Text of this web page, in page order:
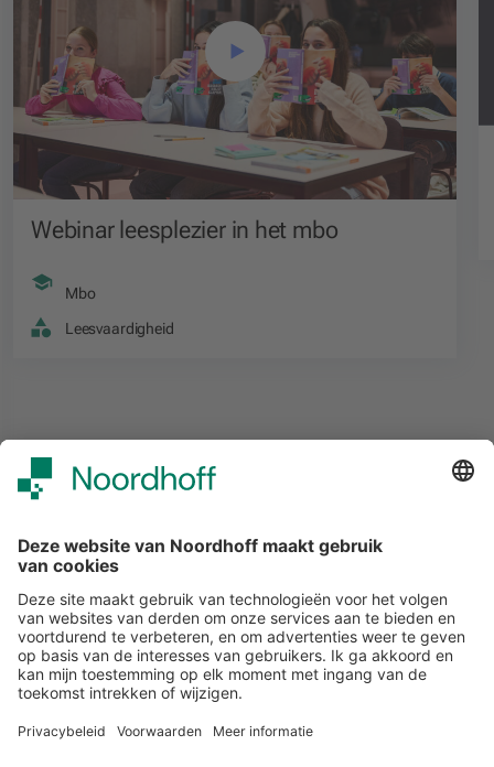
Webinar leesplezier in het mbo
Mbo
Leesvaardigheid
START
Volg ons